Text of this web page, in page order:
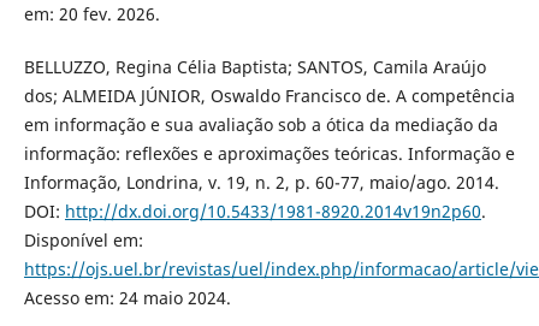
em: 20 fev. 2026.
BELLUZZO, Regina Célia Baptista; SANTOS, Camila Araújo
dos; ALMEIDA JÚNIOR, Oswaldo Francisco de. A competência
em informação e sua avaliação sob a ótica da mediação da
informação: reflexões e aproximações teóricas. Informação e
Informação, Londrina, v. 19, n. 2, p. 60-77, maio/ago. 2014.
DOI: http://dx.doi.org/10.5433/1981-8920.2014v19n2p60.
Disponível em:
https://ojs.uel.br/revistas/uel/index.php/informacao/article/
Acesso em: 24 maio 2024.